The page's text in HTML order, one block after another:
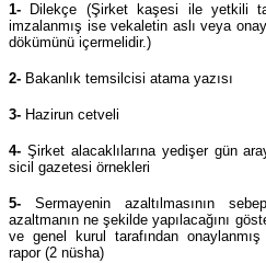
1- Dilekçe (Şirket kaşesi ile yetkili
imzalanmış ise vekaletin aslı veya
dökümünü içermelidir.)
2- Bakanlık temsilcisi atama yazısı
3- Hazirun cetveli
4- Şirket alacaklılarına yedişer gün
sicil gazetesi örnekleri
5- Sermayenin azaltılmasının
azaltmanın ne şekilde yapılacağını
ve genel kurul tarafından
rapor (2 nüsha)